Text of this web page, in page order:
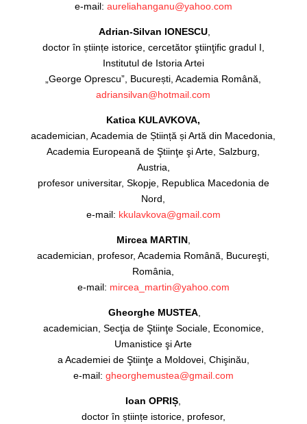
e-mail: aureliahanganu@yahoo.com
Adrian-Silvan IONESCU
doctor în științe istorice, cercetător ştiinţific gradul I,
Institutul de Istoria Artei
„George Oprescu”, București, Academia Română,
adriansilvan@hotmail.com
Katica KULAVKOVA,
academician, Academia de Știință și Artă din Macedonia,
Academia Europeană de Ştiinţe şi Arte, Salzburg,
Austria,
profesor universitar, Skopje, Republica Macedonia de
Nord,
e-mail: kkulavkova@gmail.com
Mircea MARTIN,
academician, profesor, Academia Română, Bucureşti,
România,
e-mail: mircea_martin@yahoo.com
Gheorghe MUSTEA
academician, Secţia de Ştiinţe Sociale, Economice,
Umanistice şi Arte
a Academiei de Ştiinţe a Moldovei, Chişinău,
e-mail: gheorghemustea@gmail.com
Ioan OPRIȘ
doctor în științe istorice, profesor,